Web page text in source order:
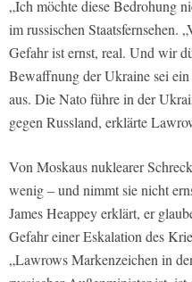
„Ich möchte diese Bedrohung
im russischen Staatsfernsehen.
Gefahr ist ernst, real. Und wir
Bewaffnung der Ukraine sei
aus. Die Nato führe in der
gegen Russland, erklärte
Von Moskaus nuklearer
wenig – und nimmt sie nicht
James Heappey erklärt, er
Gefahr einer Eskalation des
„Lawrows Markenzeichen in